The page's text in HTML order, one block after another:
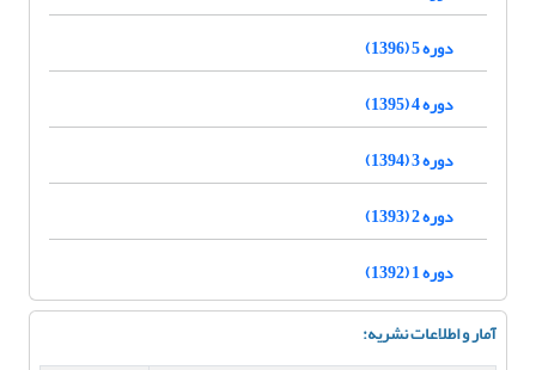
دوره 5 (1396)
دوره 4 (1395)
دوره 3 (1394)
دوره 2 (1393)
دوره 1 (1392)
آمار و اطلاعات نشریه: